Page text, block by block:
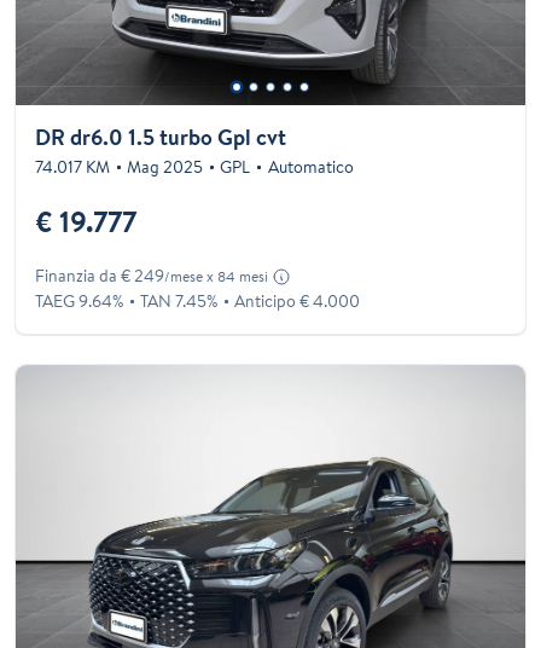
DR dr6.0 1.5 turbo Gpl cvt
74.017 KM Mag 2025 GPL Automatico
€ 19.777
Finanzia da € 249/mese x 84 mesi
TAEG 9.64% TAN 7.45% Anticipo € 4.000